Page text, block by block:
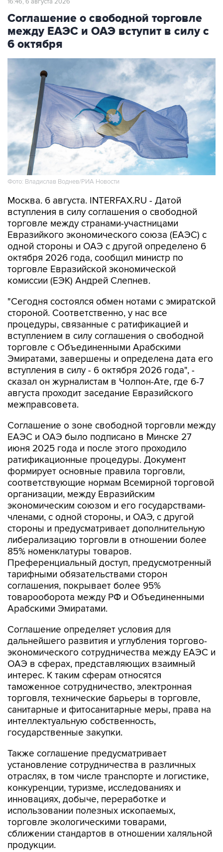
Соглашение о свободной торговле
между ЕАЭС и ОАЭ вступит в силу с
6 октября
Фото: Владислав Воднев/РИА Новости
Москва. 6 августа. INTERFAX.RU - Датой
вступления в силу соглашения о свободной
торговле между странами-участницами
Евразийкого экономического союза (ЕАЭС) с
одной стороны и ОАЭ с другой определено 6
октября 2026 года, сообщил министр по
торговле Евразийской экономической
комиссии (ЕЭК) Андрей Слепнев.
"Сегодня состоялся обмен нотами с эмиратской
стороной. Соответственно, у нас все
процедуры, связанные с ратификацией и
вступлением в силу соглашения о свободной
торговле с Объединенными Арабскими
Эмиратами, завершены и определена дата его
вступления в силу - 6 октября 2026 года", -
сказал он журналистам в Чолпон-Ате, где 6-7
августа проходит заседание Евразийского
межправсовета.
Соглашение о зоне свободной торговли между
ЕАЭС и ОАЭ было подписано в Минске 27
июня 2025 года и после этого проходило
ратификационные процедуры. Документ
формирует основные правила торговли,
соответствующие нормам Всемирной торговой
организации, между Евразийским
экономическим союзом и его государствами-
членами, с одной стороны, и ОАЭ, с другой
стороны и предусматривает дополнительную
либерализацию торговли в отношении более
85% номенклатуры товаров.
Преференциальный доступ, предусмотренный
тарифными обязательствами сторон
соглашения, покрывает более 95%
товарооборота между РФ и Объединенными
Арабскими Эмиратами.
Соглашение определяет условия для
дальнейшего развития и углубления торгово-
экономического сотрудничества между ЕАЭС и
ОАЭ в сферах, представляющих взаимный
интерес. К таким сферам относятся
таможенное сотрудничество, электронная
торговля, технические барьеры в торговле,
санитарные и фитосанитарные меры, права на
интеллектуальную собственность,
государственные закупки.
Также соглашение предусматривает
установление сотрудничества в различных
отраслях, в том числе транспорте и логистике,
конкуренции, туризме, исследованиях и
инновациях, добыче, переработке и
использовании полезных ископаемых,
торговле экологическими товарами,
сближении стандартов в отношении халяльной
продукции.